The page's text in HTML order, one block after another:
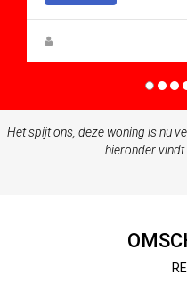
Het spijt ons, deze woning is nu
hieronder vindt